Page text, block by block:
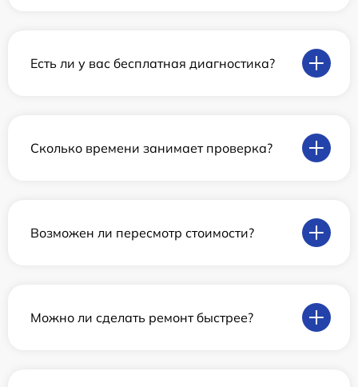
Есть ли у вас бесплатная диагностика?
Сколько времени занимает проверка?
Возможен ли пересмотр стоимости?
Можно ли сделать ремонт быстрее?